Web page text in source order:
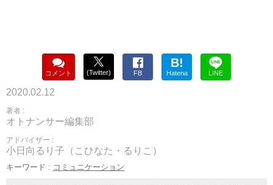
コメント (Twitter) FB
B!
Hatena LINE
2020.02.12
著者 :
オトナンサー編集部
アドバイザー :
小日向るり子（こひなた・るりこ）
キーワード : コミュニケーション